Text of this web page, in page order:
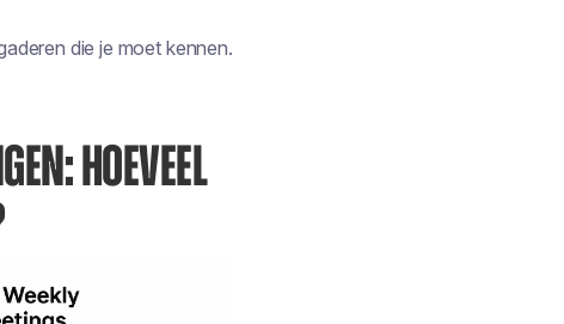
die je moet kennen.
HOEVEEL